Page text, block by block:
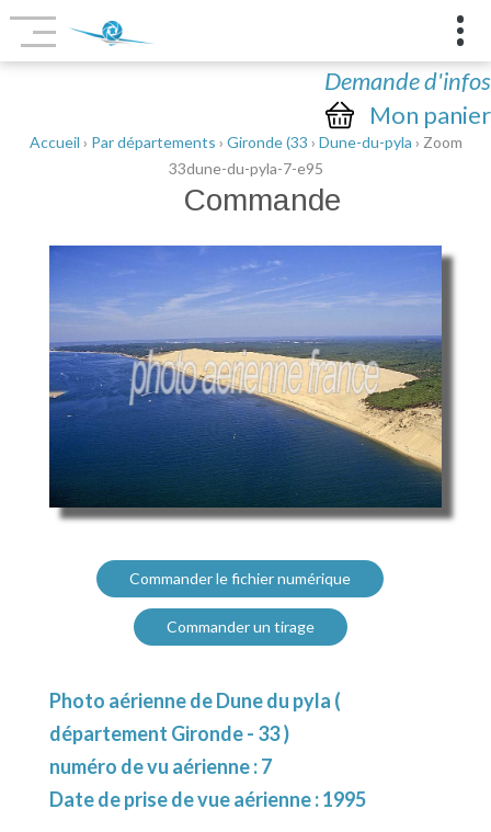
Demande d'infos
Mon panier
Accueil › Par départements › Gironde (33 › Dune-du-pyla › Zoom
33dune-du-pyla-7-e95
Commande
Commander le fichier numérique
Commander un tirage
Photo aérienne de Dune du pyla (
département Gironde - 33 )
numéro de vu aérienne : 7
Date de prise de vue aérienne : 1995